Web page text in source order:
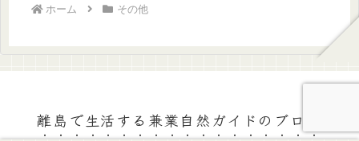
ホーム その他
離島で生活する兼業自然ガイドのブログ